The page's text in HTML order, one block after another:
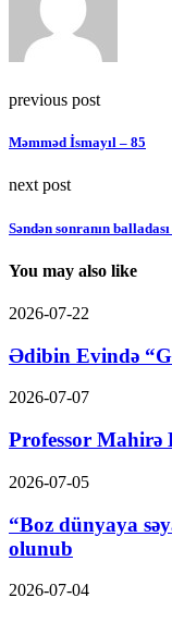
previous post
Məmməd İsmayıl – 85
next post
Səndən sonranın
You may also like
2026-07-22
Ədibin Evində
2026-07-07
Professor Mahirə
2026-07-05
“Boz dünyaya
olunub
2026-07-04